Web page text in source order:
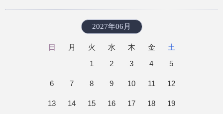
2027年06月
日 月 火 水 木 金
土
1
2 3 4 5
6 7 8 9 10 11 12
13 14 15 16 17 18 19